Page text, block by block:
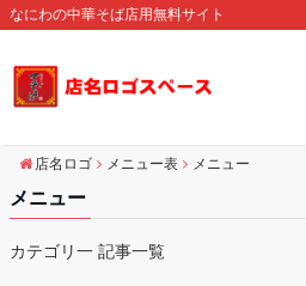
なにわの中華そば店用無料サイト
店名ロゴ メニュー表 メニュー
メニュー
カテゴリ一 記事一覧